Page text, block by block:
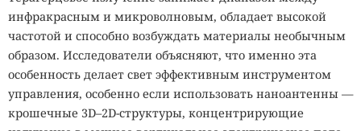
инфракрасным и микроволновым, обладает высокой
частотой и способно возбуждать материалы необычным
образом. Исследователи объясняют, что именно эта
особенность делает свет эффективным инструментом
управления, особенно если использовать наноантенны —
крошечные 3D–2D-структуры, концентрирующие